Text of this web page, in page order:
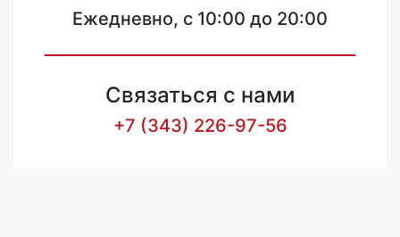
Ежедневно, с 10:00 до 20:00
Связаться с нами
+7 (343) 226-97-56